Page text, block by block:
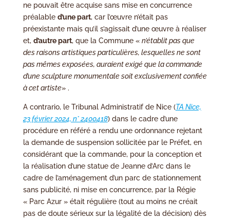
ne pouvait être acquise sans mise en concurrence
préalable d’une part, car l’œuvre n’était pas
préexistante mais qu’il s’agissait d’une œuvre à réaliser
et, d’autre part, que la Commune « n’établit pas que
des raisons artistiques particulières, lesquelles ne sont
pas mêmes exposées, auraient exigé que la commande
d’une sculpture monumentale soit exclusivement confiée
à cet artiste» .
A contrario, le Tribunal Administratif de Nice (TA Nice,
23 février 2024, n° 2400418) dans le cadre d’une
procédure en référé a rendu une ordonnance rejetant
la demande de suspension sollicitée par le Préfet, en
considérant que la commande, pour la conception et
la réalisation d’une statue de Jeanne d’Arc dans le
cadre de l’aménagement d’un parc de stationnement
sans publicité, ni mise en concurrence, par la Régie
« Parc Azur » était régulière (tout au moins ne créait
pas de doute sérieux sur la légalité de la décision) dès